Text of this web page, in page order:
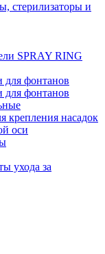
стерилизаторы и
SPRAY RING
для фонтанов
для фонтанов
крепления насадок
оси
ухода за